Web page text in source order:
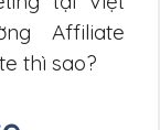
Affiliate
thì sao?